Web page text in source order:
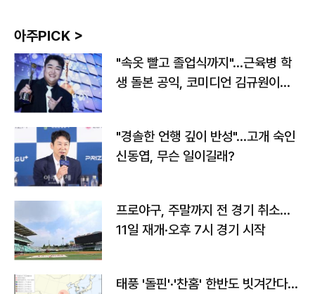
아주PICK >
"속옷 빨고 졸업식까지"…근육병 학
생 돌본 공익, 코미디언 김규원이었
"경솔한 언행 깊이 반성"…고개 숙인
신동엽, 무슨 일이길래?
프로야구, 주말까지 전 경기 취소…
11일 재개·오후 7시 경기 시작
태풍 '돌핀'·'찬홈' 한반도 빗겨간다…